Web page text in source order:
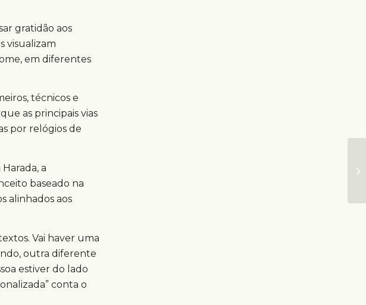
gratidão aos
visualizam
em diferentes
técnicos e
as principais vias
por relógios de
a
baseado na
alinhados aos
Vai haver uma
outra diferente
estiver do lado
conta o